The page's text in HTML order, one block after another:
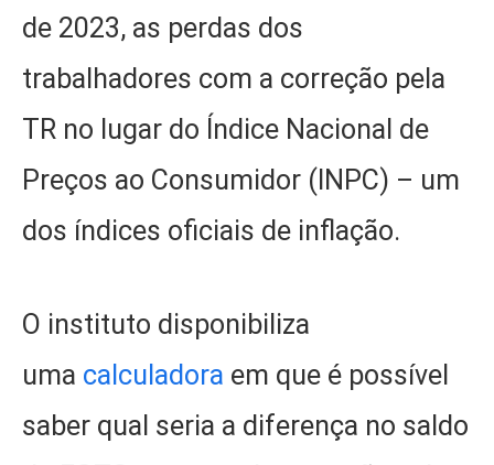
de 2023, as perdas dos
trabalhadores com a correção pela
TR no lugar do Índice Nacional de
Preços ao Consumidor (INPC) – um
dos índices oficiais de inflação.
O instituto disponibiliza
uma calculadora em que é possível
saber qual seria a diferença no saldo